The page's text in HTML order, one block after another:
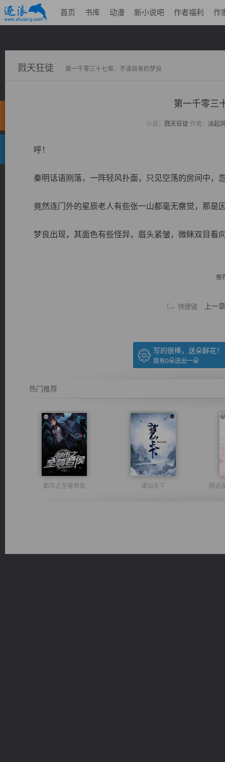
首页 书库 动漫 新小说吧 作者福利 作
戮天狂徒 第一千零三十七章、不请自来的梦良
第一千零三
小说： 戮天狂徒作者： 淡起
呼！
秦明话语刚落，一阵轻风扑面，只见空荡的房间中，
竟然连门外的星辰老人有些张一山都毫无察觉，那是
梦良出现，其面色有些怪异，眉头紧皱，微眯双目看向
推
（← 快捷键 上一章
写的很棒，送朵鲜花！
我有0朵送出一朵
热门推荐
都市之至尊君侯 诸仙天下 桃运